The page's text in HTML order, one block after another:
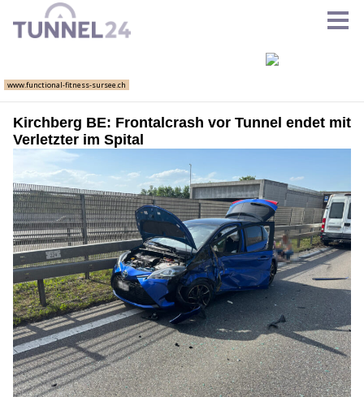
Kirchberg BE: Frontalcrash vor Tunnel endet mit
Verletzter im Spital